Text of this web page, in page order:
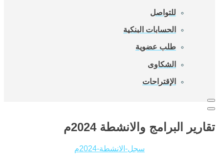
للتواصل
الحسابات البنكية
طلب عضوية
الشكاوى
الإقتراحات
تقارير البرامج والانشطة 2024م
سجل-الانشطة-2024م